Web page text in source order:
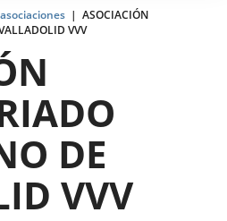
ASOCIACIÓN
VVV
DE
VVV